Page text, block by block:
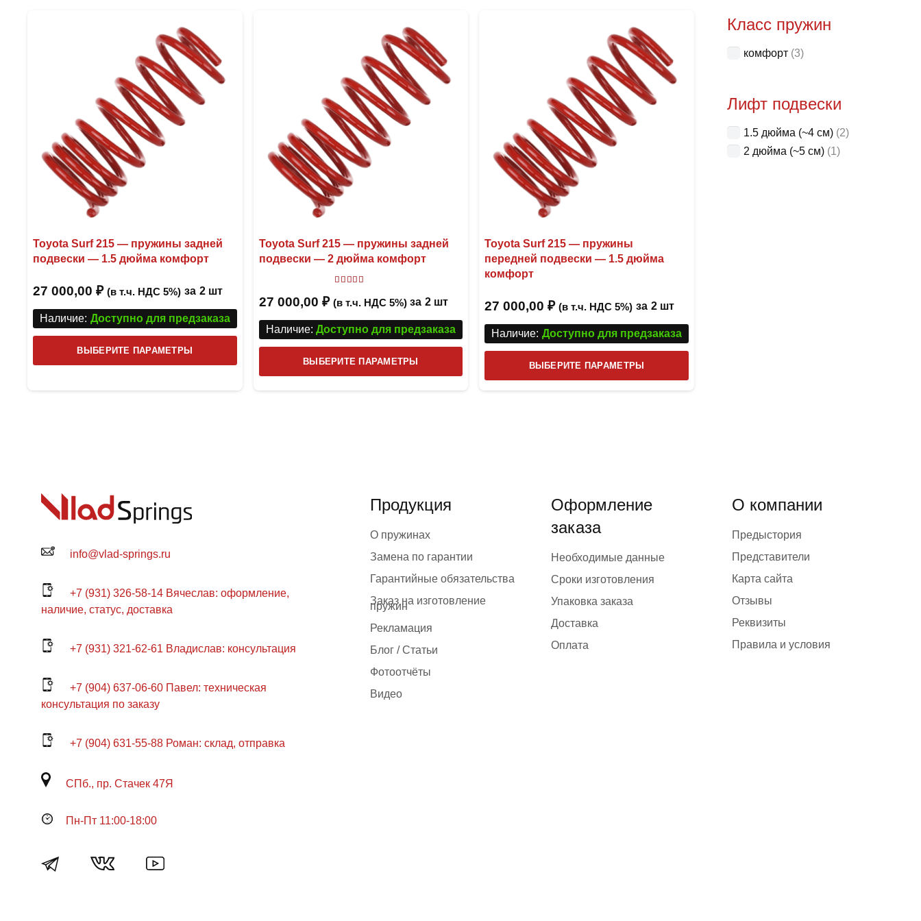
Toyota Surf 215 — пружины задней
подвески — 1.5 дюйма комфорт
27 000,00 ₽ (в т.ч. НДС 5%) за 2 шт
Наличие: Доступно для предзаказа
ВЫБЕРИТЕ ПАРАМЕТРЫ
товар
Toyota Surf 215 — пружины задней
подвески — 2 дюйма комфорт
27 000,00 ₽ (в т.ч. НДС 5%) за 2 шт
Наличие: Доступно для предзаказа
ВЫБЕРИТЕ ПАРАМЕТРЫ
товар
имеет
Toyota Surf 215 — пружины
передней подвески — 1.5 дюйма
комфорт
27 000,00₽ (в т.ч. НДС 5%) за 2 шт
Наличие: Доступно для предзаказа
ВЫБЕРИТЕ ПАРАМЕТРЫ
товар
Класс пружин
комфорт (3)
Лифт подвески
1.5 дюйма (~4 см) (2)
2 дюйма (~5 см) (1)
info@vlad-springs.ru
+7 (931) 326-58-14 Вячеслав: оформление,
наличие, статус, доставка
+7 (931) 321-62-61 Владислав: консультация
+7 (904) 637-06-60 Павел: техническая
консультация по заказу
+7 (904) 631-55-88 Роман: склад, отправка
СПб., пр. Стачек 47Я
Пн-Пт 11:00-18:00
Продукция
О пружинах
Замена по гарантии
Гарантийные обязательства
Заказ на изготовление
пружин
Рекламация
Блог / Статьи
Фотоотчёты
Видео
Оформление
заказа
Необходимые данные
Сроки изготовления
Упаковка заказа
Доставка
Оплата
О компании
Предыстория
Представители
Карта сайта
Отзывы
Реквизиты
Правила и условия